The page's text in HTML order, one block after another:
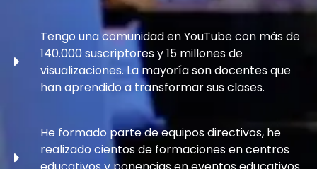
Tengo una comunidad en YouTube con más de
140.000 suscriptores y 15 millones de
visualizaciones. La mayoría son docentes que
han aprendido a transformar sus clases.
He formado parte de equipos directivos, he
realizado cientos de formaciones en centros